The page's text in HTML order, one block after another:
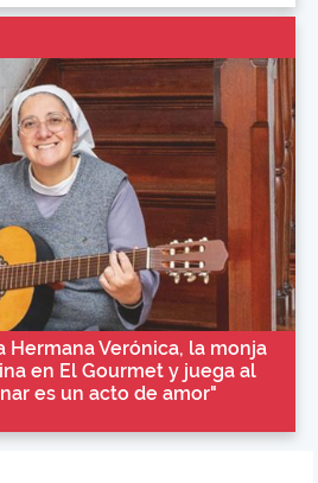
Hermana Verónica, la monja
en El Gourmet y juega al
es un acto de amor"